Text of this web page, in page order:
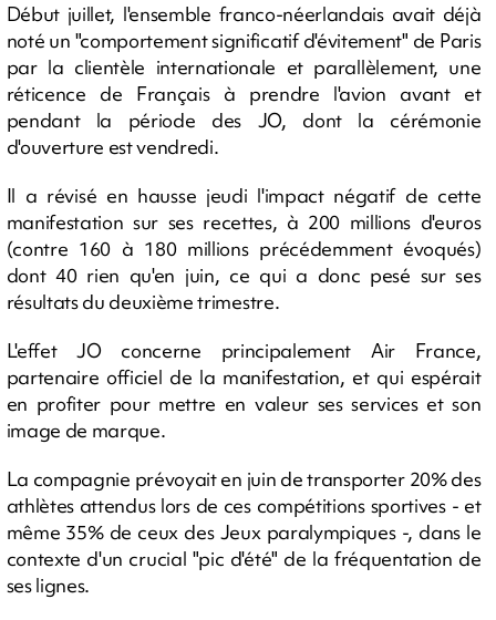
Début juillet, l'ensemble franco-néerlandais avait déjà
noté un "comportement significatif d'évitement" de Paris
par la clientèle internationale et parallèlement, une
réticence de Français à prendre l'avion avant et
pendant la période des JO, dont la cérémonie
d'ouverture est vendredi.
Il a révisé en hausse jeudi l'impact négatif de cette
manifestation sur ses recettes, à 200 millions d'euros
(contre 160 à 180 millions précédemment évoqués)
dont 40 rien qu'en juin, ce qui a donc pesé sur ses
résultats du deuxième trimestre.
L'effet JO concerne principalement Air France,
partenaire officiel de la manifestation, et qui espérait
en profiter pour mettre en valeur ses services et son
image de marque.
La compagnie prévoyait en juin de transporter 20% des
athlètes attendus lors de ces compétitions sportives - et
même 35% de ceux des Jeux paralympiques -, dans le
contexte d'un crucial "pic d'été" de la fréquentation de
ses lignes.